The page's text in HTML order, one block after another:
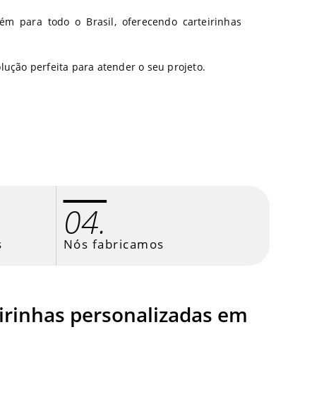
para todo o Brasil, oferecendo carteirinhas
perfeita para atender o seu projeto.
04.
Nós fabricamos
personalizadas em